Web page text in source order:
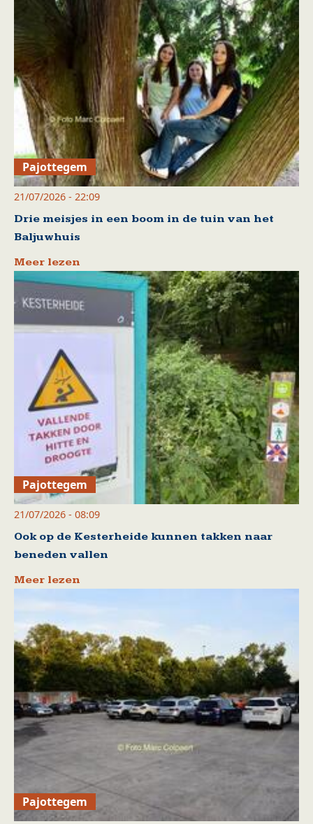
Pajottegem
21/07/2026 - 22:09
Drie meisjes in een boom in de tuin van het
Baljuwhuis
Meer lezen
Pajottegem
21/07/2026 - 08:09
Ook op de Kesterheide kunnen takken naar
beneden vallen
Meer lezen
Pajottegem